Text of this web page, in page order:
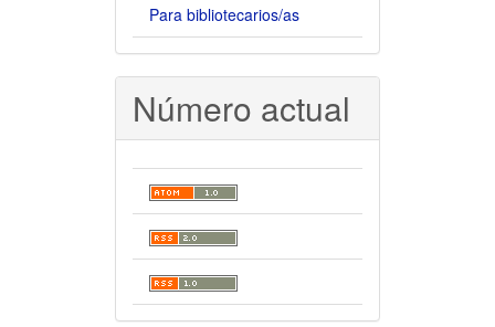
Para bibliotecarios/as
Número actual